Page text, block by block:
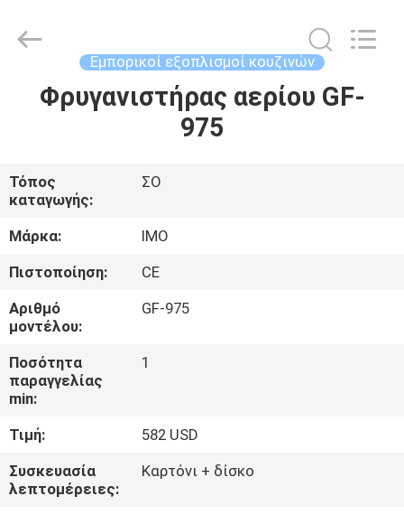
ΣΠΊΤΙ
ΒΊΝΤΕΟ
ΠΕΡΊΠΟΥ
ΕΜΕΊΣ
ΓΎΡΟΣ
ΕΡΓΟΣΤΑΣΊΩΝ
ΠΟΙΟΤΙΚΌΣ
ΈΛΕΓΧΟΣ
equipments
limited.
Εμπορικοί εξοπλισμοί κουζινών
Φρυγανιστήρας αερίου GF-
975
Τόπος
καταγωγής:
ΣΟ
Μάρκα:
IMO
Πιστοποίηση:
CE
Αριθμό
μοντέλου:
GF-975
Ποσότητα
παραγγελίας
min:
1
Τιμή:
582 USD
Συσκευασία
λεπτομέρειες:
Καρτόνι + δίσκο